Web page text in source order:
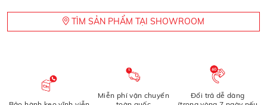
TÌM SẢN PHẨM TẠI SHOWROOM
Miễn phí vận chuyển
Đổi trả dễ dàng